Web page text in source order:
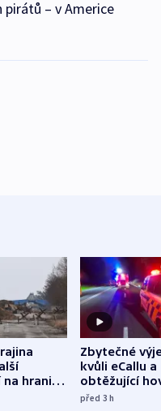
– v Americe
hranici
Zbytečné
kvůli eCallu a
obtěžující
zdržují
před 3h